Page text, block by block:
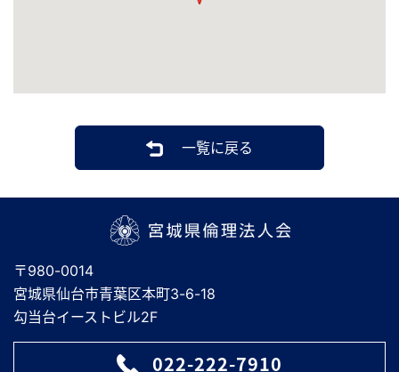
一覧に戻る
〒980-0014
宮城県仙台市青葉区本町3-6-18
勾当台イーストビル2F
022-222-7910